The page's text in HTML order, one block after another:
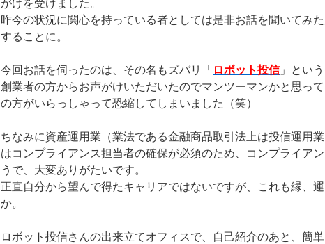
昨今の状況に関心を持っている者としては是非お話を聞いてみ
することに。
今回お話を伺ったのは、その名もズバリ「ロボット投信」という
創業者の方からお声がけいただいたのでマンツーマンかと思っ
の方がいらっしゃって恐縮してしまいました（笑）
ちなみに資産運用業（業法である金融商品取引法上は投信運用
はコンプライアンス担当者の確保が必須のため、コンプライア
うで、大変ありがたいです。
正直自分から望んで得たキャリアではないですが、これも縁、
か。
ロボット投信さんの出来立てオフィスで、自己紹介のあと、簡